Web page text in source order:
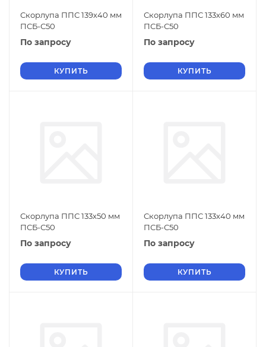
Скорлупа ППС 139х40 мм
ПСБ-С50
По запросу
КУПИТЬ
Скорлупа ППС 133х60 мм
ПСБ-С50
По запросу
КУПИТЬ
Скорлупа ППС 133х50 мм
ПСБ-С50
По запросу
КУПИТЬ
Скорлупа ППС 133х40 мм
ПСБ-С50
По запросу
КУПИТЬ